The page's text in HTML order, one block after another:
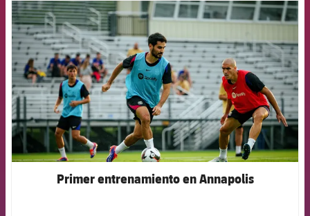
FCB Barcelona badge
Primer entrenamiento en Annapolis